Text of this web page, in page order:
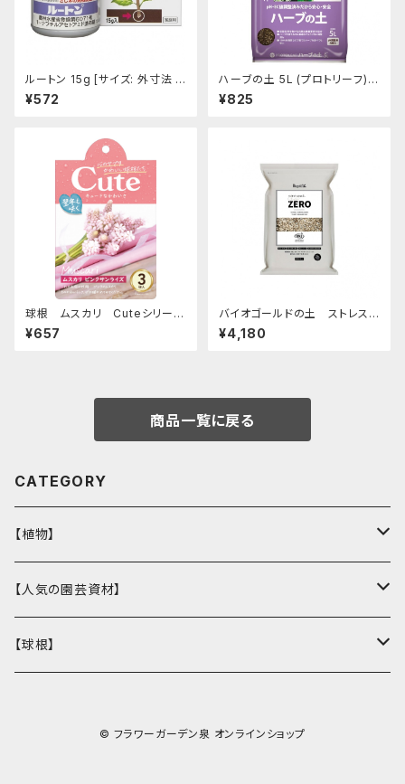
ルートン 15g [サイズ: 外寸法 :
幅45mm × 奥行45mm × 高さ
45mm]
¥572
ハーブの土 5L (プロトリーフ)
[サイズ: 240mmx360mmx6
0mm]
¥825
球根 ムスカリ Cuteシリーズ
【ピンクサンライズ】are [サイズ:
3球入り]
¥657
バイオゴールドの土 ストレス
ゼロ 15L
¥4,180
商品一覧に戻る
CATEGORY
【植物】
花壇苗
サトウ園芸オリジナル
季節の植物
【人気の園芸資材】
ここでしか買えない！オリジナル商品
【球根】
© フラワーガーデン泉 オンラインショップ